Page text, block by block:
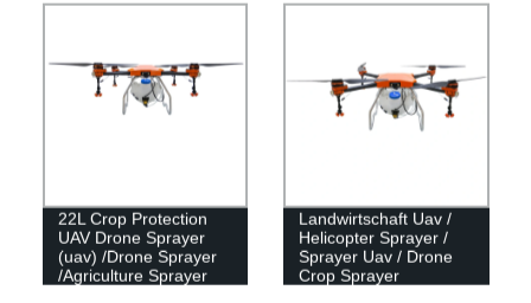
22L Crop Protection
UAV Drone Sprayer
(uav) /Drone Sprayer
/Agriculture Sprayer
Landwirtschaft Uav /
Helicopter Sprayer /
Sprayer Uav / Drone
Crop Sprayer